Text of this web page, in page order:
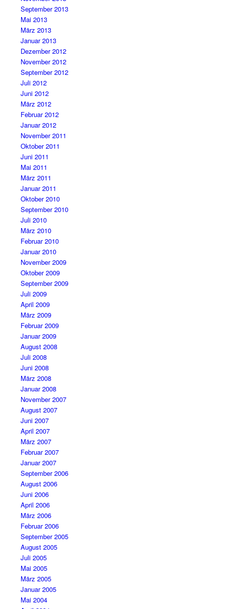
September 2013
Mai 2013
März 2013
Januar 2013
Dezember 2012
November 2012
September 2012
Juli 2012
Juni 2012
März 2012
Februar 2012
Januar 2012
November 2011
Oktober 2011
Juni 2011
Mai 2011
März 2011
Januar 2011
Oktober 2010
September 2010
Juli 2010
März 2010
Februar 2010
Januar 2010
November 2009
Oktober 2009
September 2009
Juli 2009
April 2009
März 2009
Februar 2009
Januar 2009
August 2008
Juli 2008
Juni 2008
März 2008
Januar 2008
November 2007
August 2007
Juni 2007
April 2007
März 2007
Februar 2007
Januar 2007
September 2006
August 2006
Juni 2006
April 2006
März 2006
Februar 2006
September 2005
August 2005
Juli 2005
Mai 2005
März 2005
Januar 2005
Mai 2004